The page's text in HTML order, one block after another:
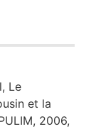
Le
et la
2006,